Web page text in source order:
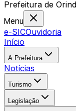
Prefeitura de
Menu
e-SICOuvidoria
Início
A Prefeitura
Notícias
Turismo
Legislação